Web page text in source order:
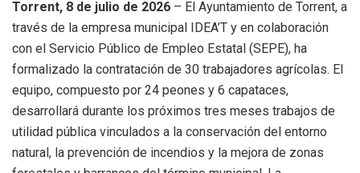
Torrent, 8 de julio de 2026 – El Ayuntamiento de Torrent, a
través de la empresa municipal IDEA’T y en colaboración
con el Servicio Público de Empleo Estatal (SEPE), ha
formalizado la contratación de 30 trabajadores agrícolas. El
equipo, compuesto por 24 peones y 6 capataces,
desarrollará durante los próximos tres meses trabajos de
utilidad pública vinculados a la conservación del entorno
natural, la prevención de incendios y la mejora de zonas